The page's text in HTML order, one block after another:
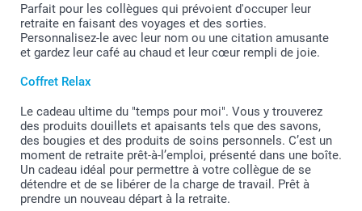
Parfait pour les collègues qui prévoient d'occuper leur
retraite en faisant des voyages et des sorties.
Personnalisez-le avec leur nom ou une citation amusante
et gardez leur café au chaud et leur cœur rempli de joie.
Coffret Relax
Le cadeau ultime du "temps pour moi". Vous y trouverez
des produits douillets et apaisants tels que des savons,
des bougies et des produits de soins personnels. C’est un
moment de retraite prêt-à-l’emploi, présenté dans une boîte.
Un cadeau idéal pour permettre à votre collègue de se
détendre et de se libérer de la charge de travail. Prêt à
prendre un nouveau départ à la retraite.